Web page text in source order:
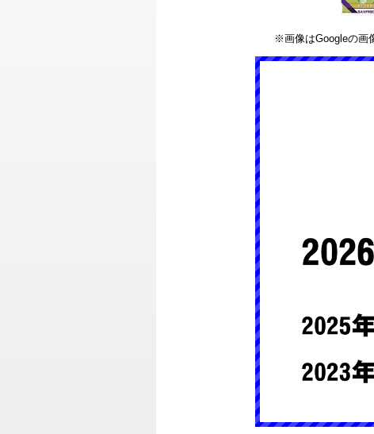
※画像はGoogleの画